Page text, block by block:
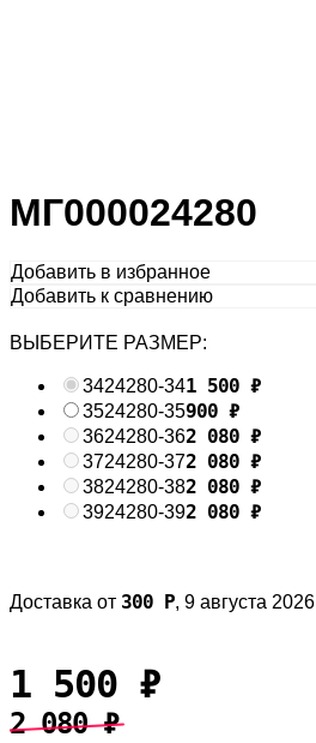
МГ000024280
Добавить в избранное
Добавить к сравнению
ВЫБЕРИТЕ РАЗМЕР:
3424280-341 500 ₽
3524280-35900 ₽
3624280-362 080 ₽
3724280-372 080 ₽
3824280-382 080 ₽
3924280-392 080 ₽
Доставка от 300 Р, 9 августа 2026
1 500 ₽
2 080₽